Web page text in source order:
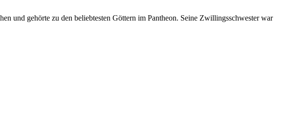
und gehörte zu den beliebtesten Göttern im Pantheon. Seine Zwillingsschwester war